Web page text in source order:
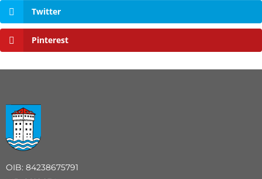
Twitter
Pinterest
OIB: 84238675791